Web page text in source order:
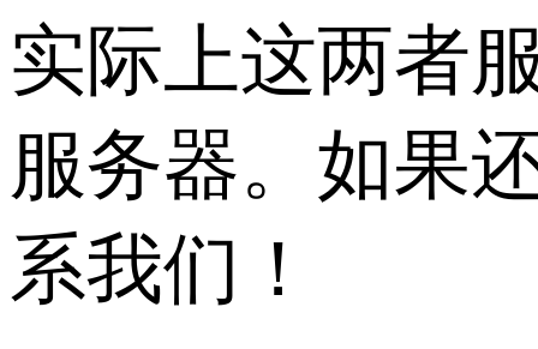
实际上这两者
服务器。如果
系我们！